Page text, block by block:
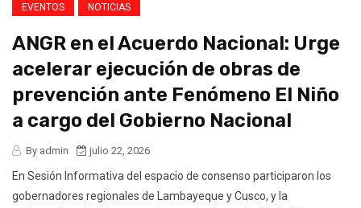
EVENTOS NOTICIAS
ANGR en el Acuerdo Nacional: Urge
acelerar ejecución de obras de
prevención ante Fenómeno El Niño
a cargo del Gobierno Nacional
By admin julio 22, 2026
En Sesión Informativa del espacio de consenso participaron los
gobernadores regionales de Lambayeque y Cusco, y la